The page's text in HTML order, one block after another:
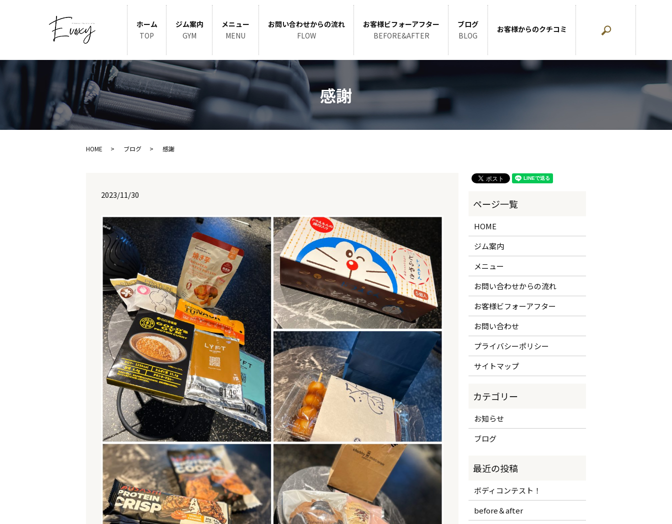
ホーム
TOP
ジム案内
GYM
メニュー
MENU
お問い合わせからの流れ
FLOW
お客様ビフォーアフター
BEFORE&AFTER
ブログ
BLOG
お客様からのクチコミ
search
感謝
HOME ブログ 感謝
2023/11/30
HOME
ジム案内
メニュー
お問い合わせからの流れ
お客様ビフォーアフター
お問い合わせ
プライバシーポリシー
サイトマップ
お知らせ
ブログ
ボディコンテスト！
before＆after